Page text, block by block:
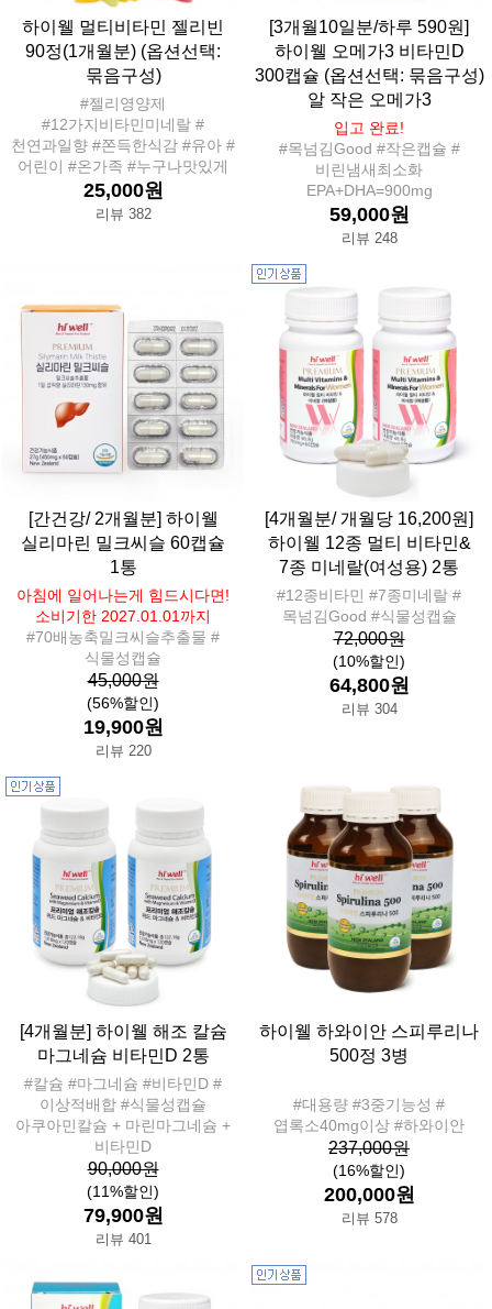
하이웰 멀티비타민 젤리빈
90정(1개월분) (옵션선택:
묶음구성)
#젤리영양제
#12가지비타민미네랄 #
천연과일향 #쫀득한식감 #유아 #
어린이 #온가족 #누구나맛있게
25,000원
리뷰 382
[3개월10일분/하루 590원]
하이웰 오메가3 비타민D
300캡슐 (옵션선택: 묶음구성)
알 작은 오메가3
입고 완료!
#목넘김Good #작은캡슐 #
비린냄새최소화
EPA+DHA=900mg
59,000원
리뷰 248
[간건강/ 2개월분] 하이웰
실리마린 밀크씨슬 60캡슐
1통
아침에 일어나는게 힘드시다면!
소비기한 2027.01.01까지
#70배농축밀크씨슬추출물 #
식물성캡슐
45,000원
(56%할인)
19,900원
리뷰 220
[4개월분/ 개월당 16,200원]
하이웰 12종 멀티 비타민&
7종 미네랄(여성용) 2통
#12종비타민 #7종미네랄 #
목넘김Good #식물성캡슐
72,000원
(10%할인)
64,800원
리뷰 304
[4개월분] 하이웰 해조 칼슘
마그네슘 비타민D 2통
#칼슘 #마그네슘 #비타민D #
이상적배합 #식물성캡슐
아쿠아민칼슘 + 마린마그네슘 +
비타민D
90,000원
(11%할인)
79,900원
리뷰 401
하이웰 하와이안 스피루리나
500정 3병
#대용량 #3중기능성 #
엽록소40mg이상 #하와이안
237,000원
(16%할인)
200,000원
리뷰 578